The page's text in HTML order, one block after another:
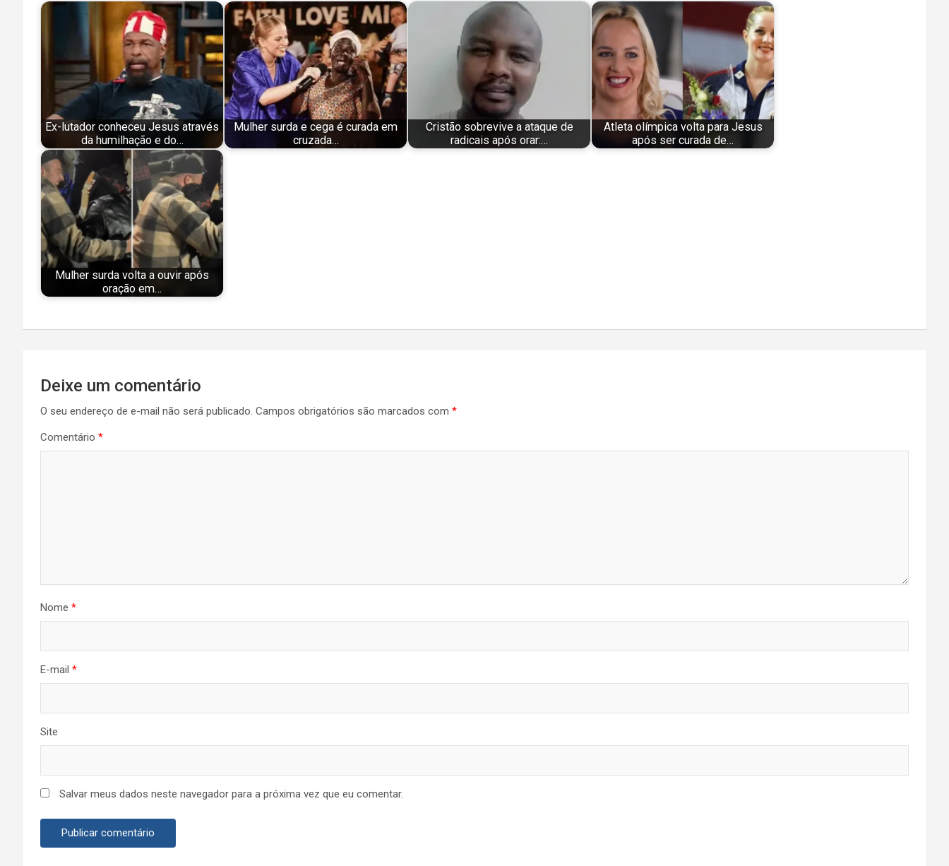
Ex-lutador conheceu Jesus através
da humilhação e do…
Mulher surda e cega é curada em
cruzada…
Cristão sobrevive a ataque de
radicais após orar:…
Atleta olímpica volta para Jesus
após ser curada de…
Mulher surda volta a ouvir após
oração em…
de
Post
Deixe um comentário
O seu endereço de e-mail não será publicado. Campos obrigatórios são marcados com *
Comentário *
Nome *
E-mail *
Site
Salvar meus dados neste navegador para a próxima vez que eu comentar.